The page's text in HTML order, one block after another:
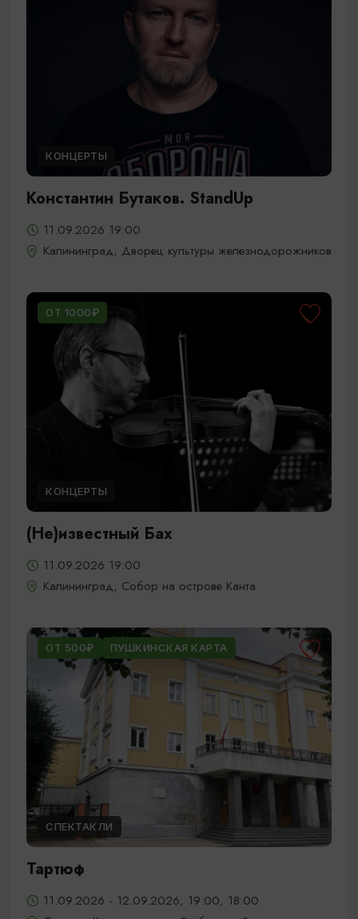
КОНЦЕРТЫ
Константин Бутаков. StandUp
11.09.2026 19:00
Калининград, Дворец культуры железнодорожников
ОТ 1000₽
КОНЦЕРТЫ
(Не)известный Бах
11.09.2026 19:00
Калининград, Собор на острове Канта
ОТ 500₽ ПУШКИНСКАЯ КАРТА
СПЕКТАКЛИ
Тартюф
11.09.2026 - 12.09.2026, 19:00, 18:00